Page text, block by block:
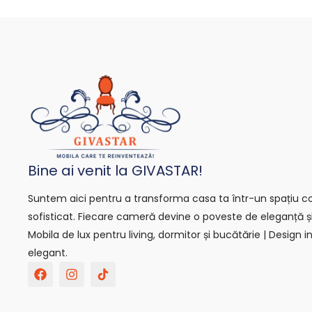
Bine ai venit la GIVASTAR!
Suntem aici pentru a transforma casa ta într-un spațiu
sofisticat. Fiecare cameră devine o poveste de eleganță
Mobila de lux pentru living, dormitor și bucătărie | Design
elegant.
F
a
I
n
T
i